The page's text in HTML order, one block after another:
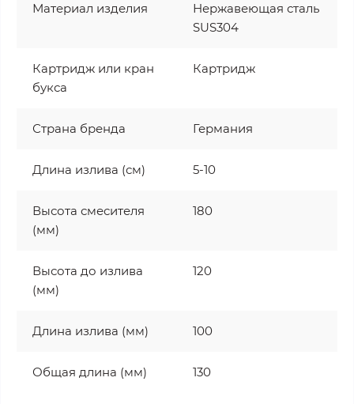
Материал изделия
Нержавеющая сталь
SUS304
Картридж или кран
букса
Картридж
Страна бренда Германия
Длина излива (см) 5-10
Высота смесителя
(мм)
180
Высота до излива
(мм)
120
Длина излива (мм) 100
Общая длина (мм) 130